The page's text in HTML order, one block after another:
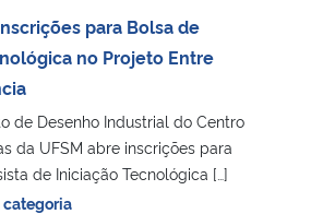
para Bolsa de
no Projeto Entre
de Desenho Industrial do Centro
da UFSM abre inscrições para
de Iniciação Tecnológica […]
categoria